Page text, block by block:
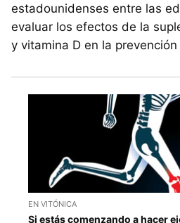
estadounidenses entre las
evaluar los efectos de la
y vitamina D en la
EN VITÓNICA
Si estás comenzando a hacer